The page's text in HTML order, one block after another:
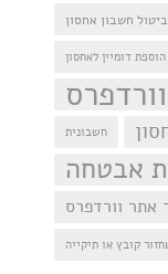
ביטול חשבון אחסון
הוספת דומיין לאחסון
וורדפרס
חשבונית
אבטחה
אתר וורדפרס
קובץ או תיקייה